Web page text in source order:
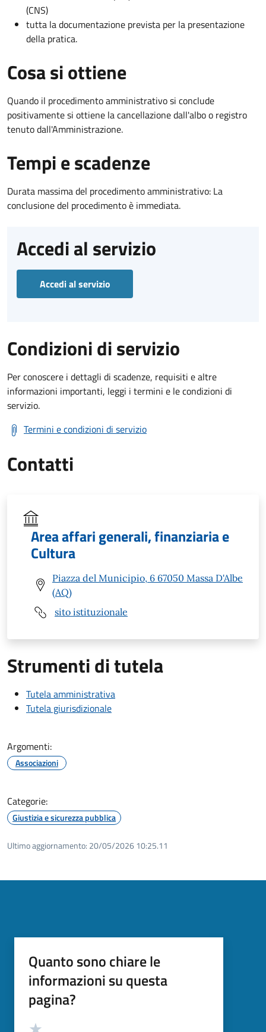
(CNS)
tutta la documentazione prevista per la presentazione
della pratica.
Cosa si ottiene
Quando il procedimento amministrativo si conclude
positivamente si ottiene la cancellazione dall'albo o registro
tenuto dall'Amministrazione.
Tempi e scadenze
Durata massima del procedimento amministrativo: La
conclusione del procedimento è immediata.
Accedi al servizio
Accedi al servizio
Condizioni di servizio
Per conoscere i dettagli di scadenze, requisiti e altre
informazioni importanti, leggi i termini e le condizioni di
servizio.
Termini e condizioni di servizio
Contatti
Area affari generali, finanziaria e
Cultura
Piazza del Municipio, 6 67050 Massa D'Albe
(AQ)
sito istituzionale
Strumenti di tutela
Tutela amministrativa
Tutela giurisdizionale
Argomenti:
Associazioni
Categorie:
Giustizia e sicurezza pubblica
Ultimo aggiornamento: 20/05/2026 10:25.11
Quanto sono chiare le
informazioni su questa
pagina?
Valutazione